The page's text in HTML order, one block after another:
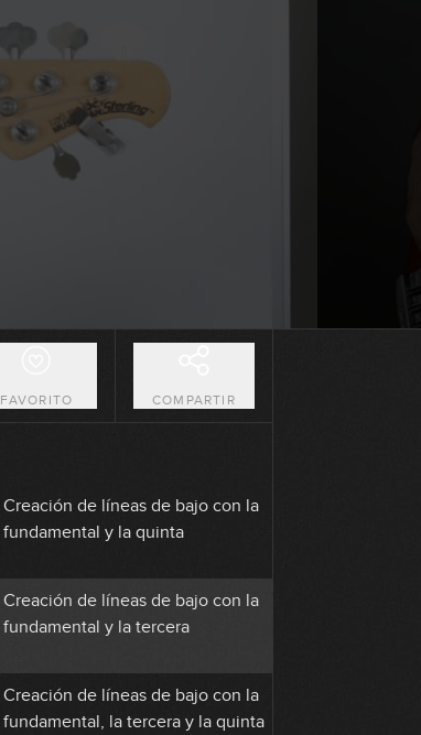
FAVORITO COMPARTIR
Slide
Vibrato
fundamental
Creación de líneas de bajo con la
Creación de líneas de bajo con la
fundamental y la quinta
Creación de líneas de bajo con la
fundamental y la tercera
Creación de líneas de bajo con la
fundamental, la tercera y la quinta